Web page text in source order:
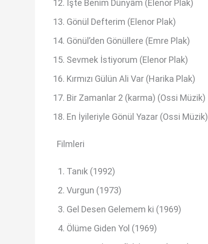
İşte Benim Dünyâm (Elenor Plak)
Gönül Defterim (Elenor Plak)
Gönül’den Gönüllere (Emre Plak)
Sevmek İstiyorum (Elenor Plak)
Kırmızı Gülün Ali Var (Harika Plak)
Bir Zamanlar 2 (karma) (Ossi Müzik)
En İyileriyle Gönül Yazar (Ossi Müzik)
Filmleri
Tanık (1992)
Vurgun (1973)
Gel Desen Gelemem ki (1969)
Ölüme Giden Yol (1969)